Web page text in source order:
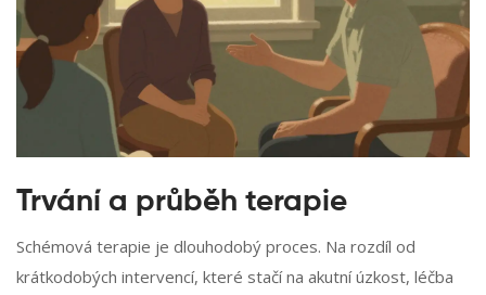
Trvání a průběh terapie
Schémová terapie je dlouhodobý proces. Na rozdíl od
krátkodobých intervencí, které stačí na akutní úzkost, léčba